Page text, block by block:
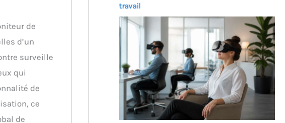
de
d’un
surveille
qui
de
ce
de
travail